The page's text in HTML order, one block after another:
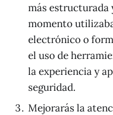
más estructurada
momento
electrónico o
el uso de
la experiencia y
seguridad.
Mejorarás la